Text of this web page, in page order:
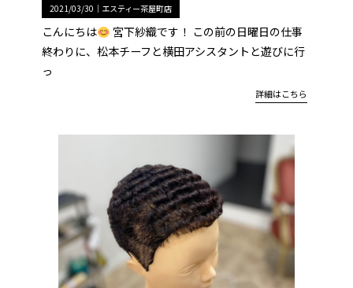
2021/03/30｜ エスティー茶屋町店
こんにちは
宮下紗織です！ この前の日曜日の仕事
終わりに、松本チーフと横田アシスタントと遊びに行
っ
詳細はこちら